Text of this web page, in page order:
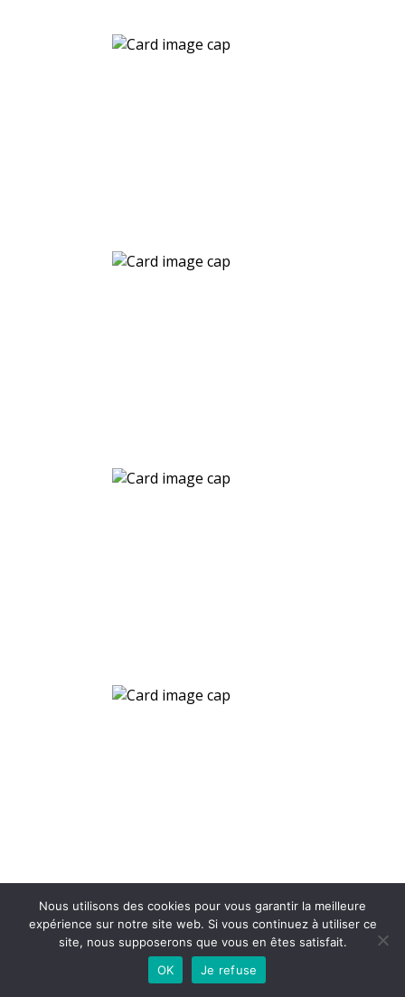
Nous utilisons des cookies pour vous garantir la meilleure
expérience sur notre site web. Si vous continuez à utiliser ce
site, nous supposerons que vous en êtes satisfait.
OK
Je refuse